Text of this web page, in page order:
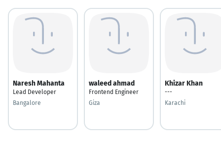
Naresh Mahanta
Lead Developer
Bangalore
waleed ahmad
Frontend Engineer
Giza
Khizar Khan
---
Karachi